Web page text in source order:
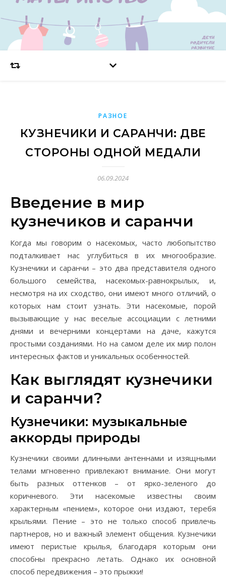
РАЗНОЕ
КУЗНЕЧИКИ И САРАНЧИ: ДВЕ
СТОРОНЫ ОДНОЙ МЕДАЛИ
06.09.2024
Введение в мир
кузнечиков и саранчи
Когда мы говорим о насекомых, часто любопытство
подталкивает нас углубиться в их многообразие.
Кузнечики и саранчи – это два представителя одного
большого семейства, насекомых-равнокрылых, и,
несмотря на их сходство, они имеют много отличий, о
которых нам стоит узнать. Эти насекомые, порой
вызывающие у нас веселые ассоциации с летними
днями и вечерними концертами на даче, кажутся
простыми созданиями. Но на самом деле их мир полон
интересных фактов и уникальных особенностей.
Как выглядят кузнечики
и саранчи?
Кузнечики: музыкальные
аккорды природы
Кузнечики своими длинными антеннами и изящными
телами мгновенно привлекают внимание. Они могут
быть разных оттенков – от ярко-зеленого до
коричневого. Эти насекомые известны своим
характерным «пением», которое они издают, теребя
крыльями. Пение – это не только способ привлечь
партнеров, но и важный элемент общения. Кузнечики
имеют перистые крылья, благодаря которым они
способны прекрасно летать. Однако их основной
способ передвижения – это прыжки!